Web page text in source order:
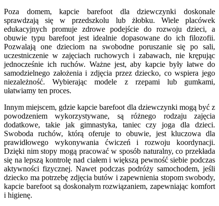
Poza domem, kapcie barefoot dla dziewczynki doskonale
sprawdzają się w przedszkolu lub żłobku. Wiele placówek
edukacyjnych promuje zdrowe podejście do rozwoju dzieci, a
obuwie typu barefoot jest idealnie dopasowane do ich filozofii.
Pozwalają one dzieciom na swobodne poruszanie się po sali,
uczestniczenie w zajęciach ruchowych i zabawach, nie krępując
jednocześnie ich ruchów. Ważne jest, aby kapcie były łatwe do
samodzielnego założenia i zdjęcia przez dziecko, co wspiera jego
niezależność. Wybierając modele z rzepami lub gumkami,
ułatwiamy ten proces.
Innym miejscem, gdzie kapcie barefoot dla dziewczynki mogą być z
powodzeniem wykorzystywane, są różnego rodzaju zajęcia
dodatkowe, takie jak gimnastyka, taniec czy joga dla dzieci.
Swoboda ruchów, którą oferuje to obuwie, jest kluczowa dla
prawidłowego wykonywania ćwiczeń i rozwoju koordynacji.
Dzięki nim stopy mogą pracować w sposób naturalny, co przekłada
się na lepszą kontrolę nad ciałem i większą pewność siebie podczas
aktywności fizycznej. Nawet podczas podróży samochodem, jeśli
dziecko ma potrzebę zdjęcia butów i zapewnienia stopom swobody,
kapcie barefoot są doskonałym rozwiązaniem, zapewniając komfort
i higienę.